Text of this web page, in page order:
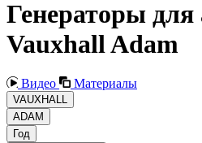
Генераторы для
Vauxhall Adam
Видео Материалы
VAUXHALL
ADAM
Год